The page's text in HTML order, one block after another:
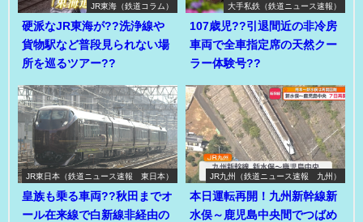
JR東海（鉄道コラム）
硬派なJR東海が??洗浄線や
貨物駅など普段見られない場
所を巡るツアー??
大手私鉄（鉄道ニュース速報）
107歳児??引退間近の非冷房
車両で全車指定席の天然クー
ラー体験号??
JR東日本（鉄道ニュース速報 東日本）
皇族も乗る車両??秋田までオ
ール在来線で白新線非経由の
JR九州（鉄道ニュース速報 九州）
本日運転再開！九州新幹線新
水俣～鹿児島中央間でつばめ